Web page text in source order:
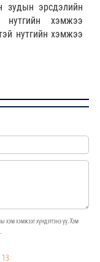
зудын эрсдэлийн
нутгийн хэмжээ
нутгийн хэмжээ
хэм хэмжээг хүндэтгэнэ үү. Хэм